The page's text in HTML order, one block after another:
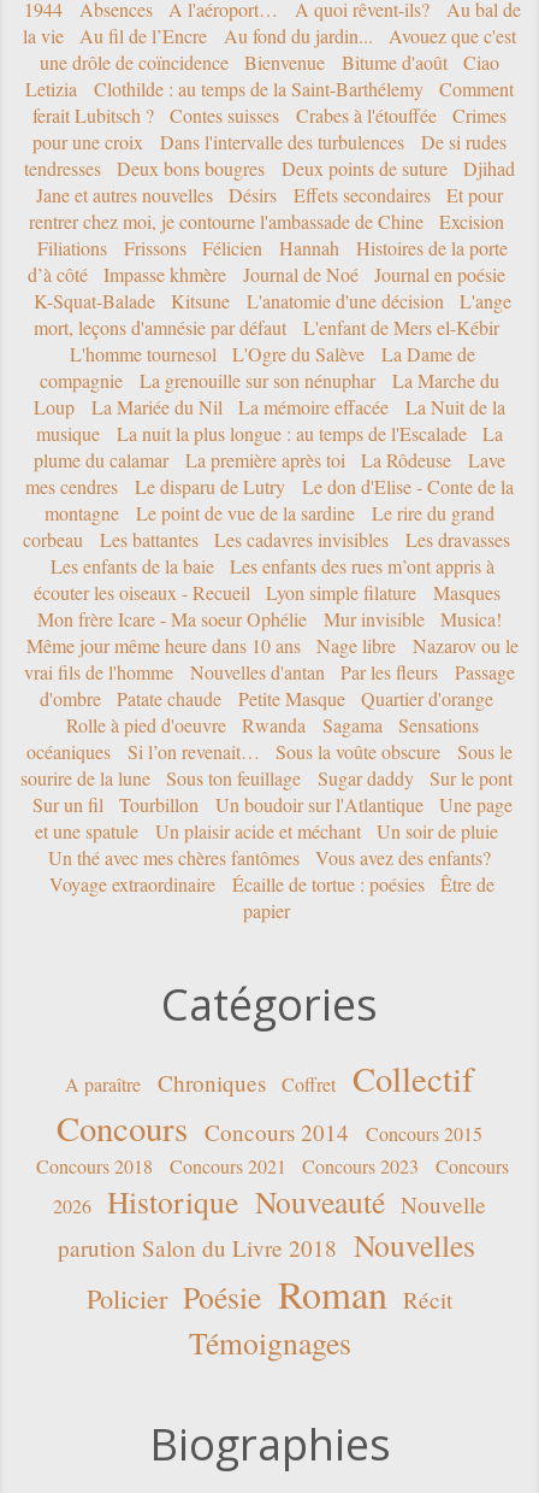
1944 Absences A l'aéroport… A quoi rêvent-ils?
Au bal de
la vie
Au fil de l’Encre Au fond du jardin...
Avouez que c'est
une drôle de coïncidence
Bienvenue Bitume d'août
Ciao
Letizia
Clothilde : au temps de la Saint-Barthélemy
Comment
ferait Lubitsch ?
Contes suisses Crabes à l'étouffée
Crimes
pour une croix
Dans l'intervalle des turbulences
De si rudes
tendresses
Deux bons bougres Deux points de suture
Djihad
Jane et autres nouvelles
Désirs Effets secondaires
Et pour
rentrer chez moi, je contourne l'ambassade de Chine
Excision
Filiations
Frissons Félicien Hannah
Histoires de la porte
d’à côté
Impasse khmère Journal de Noé
Journal en poésie
K-Squat-Balade
Kitsune L'anatomie d'une décision
L'ange
mort, leçons d'amnésie par défaut
L'enfant de Mers el-Kébir
L'homme tournesol
L'Ogre du Salève
La Dame de
compagnie
La grenouille sur son nénuphar
La Marche du
Loup
La Mariée du Nil La mémoire effacée
La Nuit de la
musique
La nuit la plus longue : au temps de l'Escalade
La
plume du calamar
La première après toi La Rôdeuse
Lave
mes cendres
Le disparu de Lutry
Le don d'Elise - Conte de la
montagne
Le point de vue de la sardine
Le rire du grand
corbeau
Les battantes Les cadavres invisibles
Les dravasses
Les enfants de la baie
Les enfants des rues m’ont appris à
écouter les oiseaux - Recueil
Lyon simple filature
Masques
Mon frère Icare - Ma soeur Ophélie
Mur invisible
Musica!
Même jour même heure dans 10 ans
Nage libre
Nazarov ou le
vrai fils de l'homme
Nouvelles d'antan Par les fleurs
Passage
d'ombre
Patate chaude Petite Masque
Quartier d'orange
Rolle à pied d'oeuvre
Rwanda Sagama
Sensations
océaniques
Si l’on revenait… Sous la voûte obscure
Sous le
sourire de la lune
Sous ton feuillage Sugar daddy
Sur le pont
Sur un fil
Tourbillon Un boudoir sur l'Atlantique
Une page
et une spatule
Un plaisir acide et méchant
Un soir de pluie
Un thé avec mes chères fantômes
Vous avez des enfants?
Voyage extraordinaire
Écaille de tortue : poésies
Être de
papier
Catégories
A paraître Chroniques Coffret
Collectif
Concours Concours 2014
Concours 2015
Concours 2018
Concours 2021 Concours 2023
Concours
2026
Historique Nouveauté Nouvelle
parution Salon du Livre 2018 Nouvelles
Policier Poésie Roman Récit
Témoignages
Biographies